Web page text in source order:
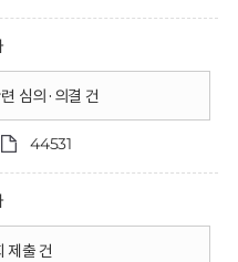
심의·의결 건
44531
제출 건